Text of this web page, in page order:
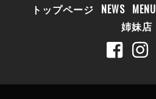
トップページ NEWS MENU
姉妹店